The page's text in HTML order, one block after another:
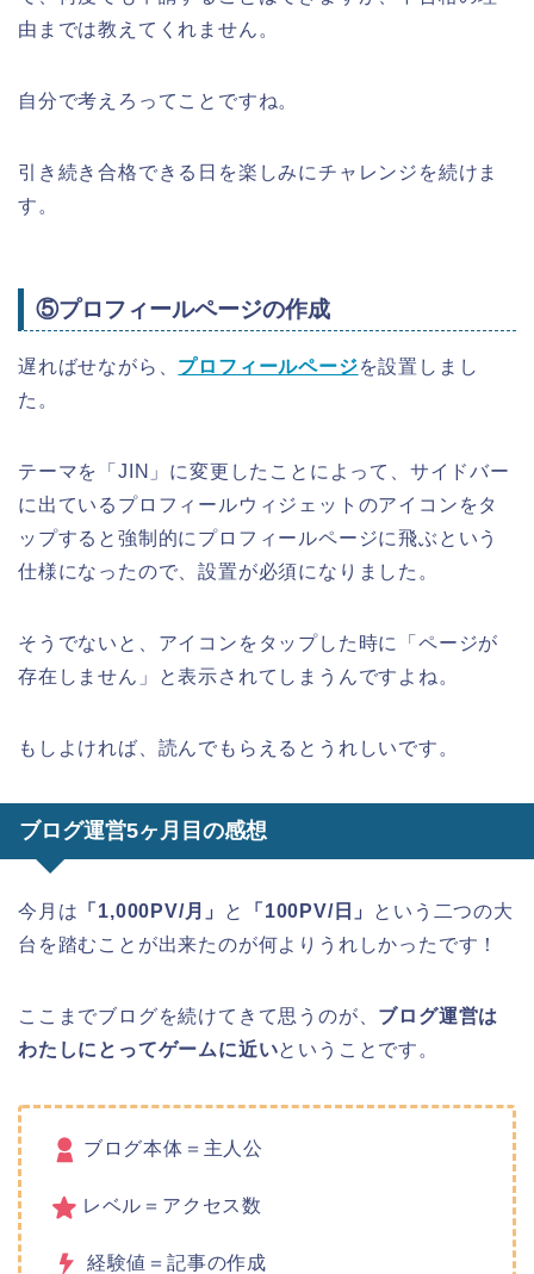
由までは教えてくれません。
自分で考えろってことですね。
引き続き合格できる日を楽しみにチャレンジを続けま
す。
⑤プロフィールページの作成
遅ればせながら、 プロフィールページを設置しまし
た。
テーマを「JIN」に変更したことによって、サイドバー
に出ているプロフィールウィジェットのアイコンをタ
ップすると強制的にプロフィールページに飛ぶという
仕様になったので、設置が必須になりました。
そうでないと、アイコンをタップした時に「ページが
存在しません」と表示されてしまうんですよね。
もしよければ、読んでもらえるとうれしいです。
ブログ運営5ヶ月目の感想
今月は 「1,000PV/月」 と 「100PV/日」
という二つの大
台を踏むことが出来たのが何よりうれしかったです！
ここまでブログを続けてきて思うのが、 ブログ運営は
わたしにとってゲームに近いということです。
ブログ本体＝主人公
レベル＝アクセス数
経験値＝記事の作成